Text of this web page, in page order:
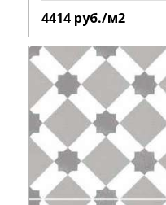
4414 руб./м2